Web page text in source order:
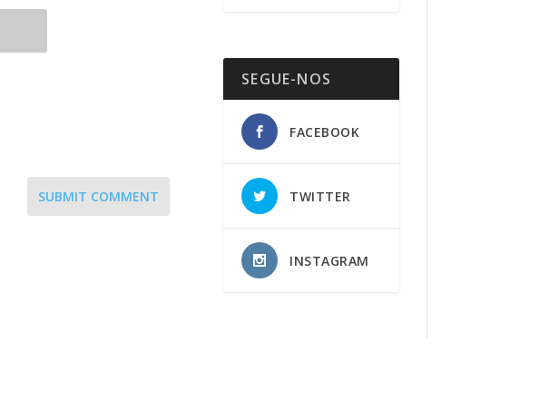
SUBMIT COMMENT
SEGUE-NOS
FACEBOOK
TWITTER
INSTAGRAM